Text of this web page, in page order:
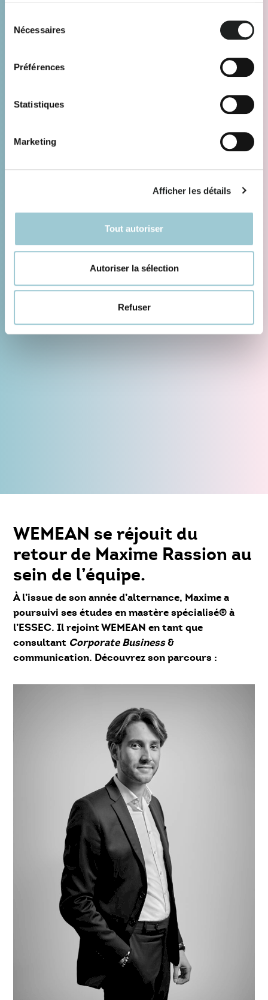
Nécessaires
Préférences
Statistiques
Marketing
Afficher les détails
Tout autoriser
Autoriser la sélection
Refuser
WEMEAN se réjouit du
retour de Maxime Rassion au
sein de l’équipe.
À l’issue de son année d’alternance, Maxime a
poursuivi ses études en mastère spécialisé® à
l’ESSEC. Il rejoint WEMEAN en tant que
consultant Corporate Business&
communication. Découvrez son parcours :